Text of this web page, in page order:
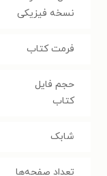
نسخه فیزیکی
فرمت کتاب
حجم فایل
کتاب
شابک
تعداد صفحه‌ها